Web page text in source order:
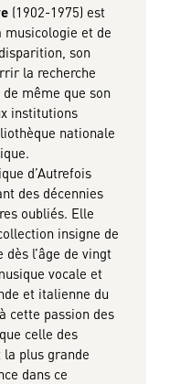
(1902-1975) est
musicologie et de
son
la recherche
même que son
institutions
nationale
d’Autrefois
des décennies
oubliés. Elle
insigne de
l’âge de vingt
vocale et
et italienne du
cette passion des
celle des
plus grande
dans ce